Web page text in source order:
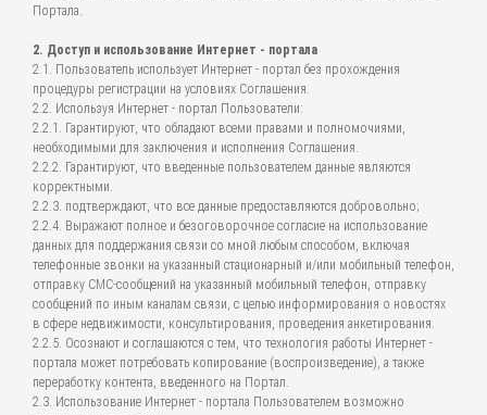
Портала.
2. Доступ и использование Интернет - портала
2.1. Пользователь использует Интернет - портал без прохождения
процедуры регистрации на условиях Соглашения.
2.2. Используя Интернет - портал Пользователи:
2.2.1. Гарантируют, что обладают всеми правами и полномочиями,
необходимыми для заключения и исполнения Соглашения.
2.2.2. Гарантируют, что введенные пользователем данные являются
корректными.
2.2.3. подтверждают, что все данные предоставляются добровольно;
2.2.4. Выражают полное и безоговорочное согласие на использование
данных для поддержания связи со мной любым способом, включая
телефонные звонки на указанный стационарный и/или мобильный телефон,
отправку СМС-сообщений на указанный мобильный телефон, отправку
сообщений по иным каналам связи, с целью информирования о новостях
в сфере недвижимости, консультирования, проведения анкетирования.
2.2.5. Осознают и соглашаются с тем, что технология работы Интернет -
портала может потребовать копирование (воспроизведение), а также
переработку контента, введенного на Портал.
2.3. Использование Интернет - портала Пользователем возможно